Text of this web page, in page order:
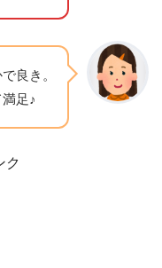
良き。
足♪
ク